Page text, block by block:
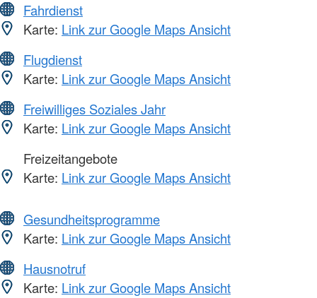
Fahrdienst
Karte: Link zur Google Maps Ansicht
Flugdienst
Karte: Link zur Google Maps Ansicht
Freiwilliges Soziales Jahr
Karte: Link zur Google Maps Ansicht
Freizeitangebote
Karte: Link zur Google Maps Ansicht
Gesundheitsprogramme
Karte: Link zur Google Maps Ansicht
Hausnotruf
Karte: Link zur Google Maps Ansicht